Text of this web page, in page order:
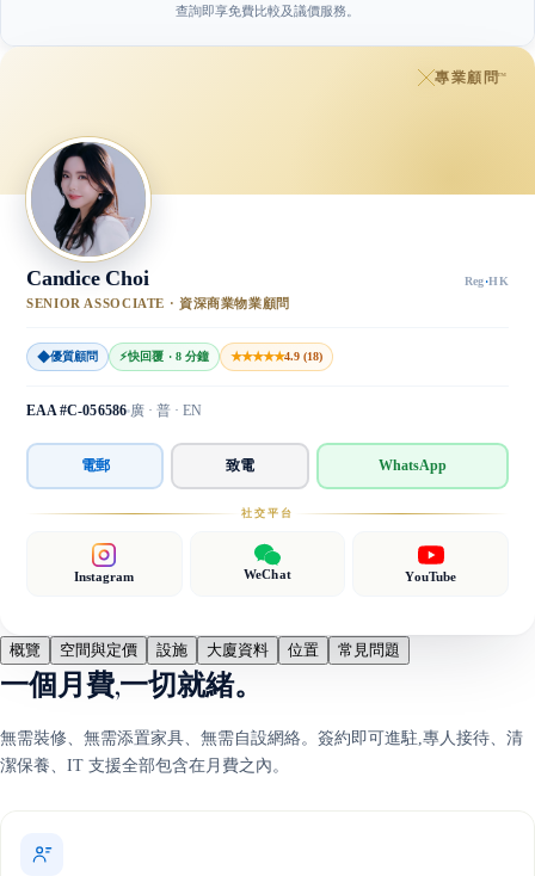
查詢即享免費比較及議價服務。
專業顧問™
Candice Choi Reg·HK
SENIOR ASSOCIATE · 資深商業物業顧問
◆優質顧問 ⚡快回覆 · 8 分鐘 ★★★★★4.9 (18)
EAA #C-056586 廣 · 普 · EN
電郵 致電 WhatsApp
社交平台
Instagram WeChat YouTube
概覽 空間與定價 設施 大廈資料 位置 常見問題
一個月費,一切就緒。
無需裝修、無需添置家具、無需自設網絡。簽約即可進駐,專人接待、清
潔保養、IT 支援全部包含在月費之內。